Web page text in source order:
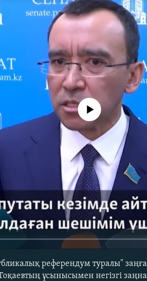
No media source currently
референдум туралы" заңға
ұсынысымен негізгі